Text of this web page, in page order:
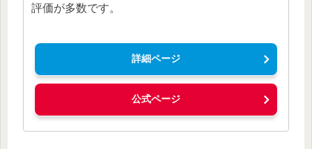
評価が多数です。
詳細ページ
公式ページ